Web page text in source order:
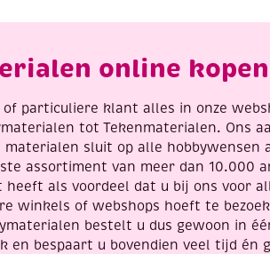
aantal
online kopen
particuliere klant alles in onze
tot Tekenmaterialen. Ons
materialen sluit op alle hobbywensen
assortiment van meer dan 10.000
heeft als voordeel dat u bij ons voor
winkels of webshops hoeft te
bestelt u dus gewoon in
en bespaart u bovendien veel tijd én